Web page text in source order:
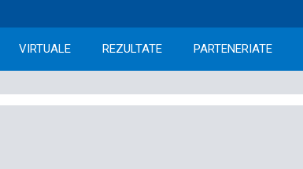
VIRTUALE REZULTATE PARTENERIATE